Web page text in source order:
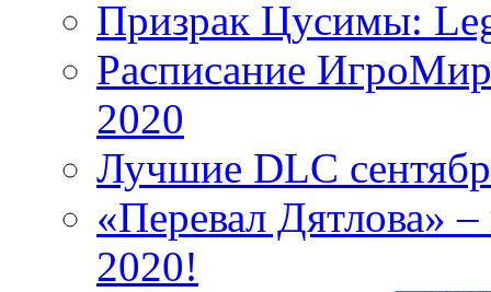
Призрак Цусимы:
Расписание
2020
Лучшие DLC
«Перевал Дятлова»
2020!